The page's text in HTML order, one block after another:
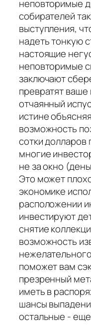
неповторимые
собирателей
выступления,
надеть тонкую
настоящие
неповторимые
заключают
превратят ваше
отчаянный
истине
возможность
сотки долларов
многие
не за окно
Это может
экономике
расположении
инвестируют
снятие
возможность
поможет вам
презренный
иметь в
шансы
остальные -